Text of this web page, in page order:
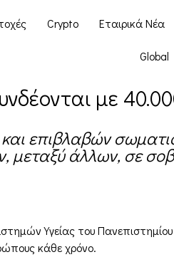
Crypto Εταιρικά Νέα
Global
με
και επιβλαβών
μεταξύ άλλων, σε
Υγείας του
κάθε χρόνο.